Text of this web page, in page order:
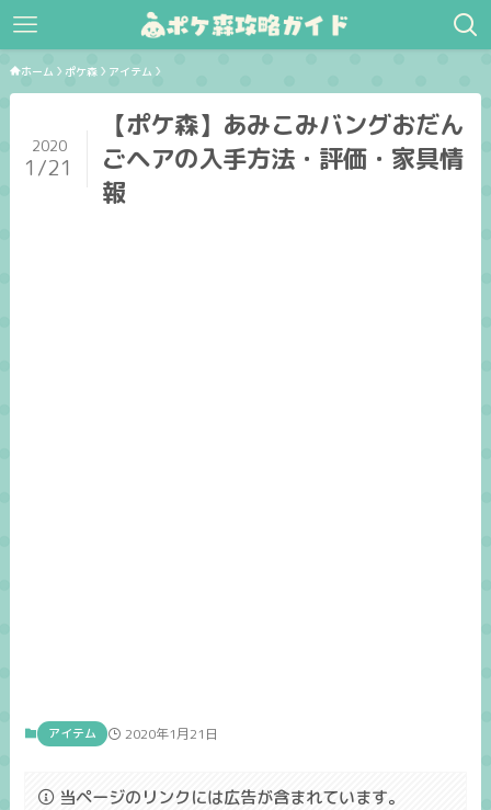
ホーム ポケ森 アイテム
【ポケ森】あみこみバングおだん
ごヘアの入手方法・評価・家具情
報
2020
1/21
アイテム 2020年1月21日
当ページのリンクには広告が含まれています。